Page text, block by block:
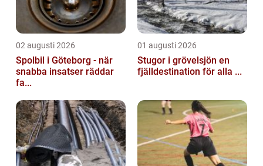
02 augusti 2026
Spolbil i Göteborg - när
snabba insatser räddar
fa...
01 augusti 2026
Stugor i grövelsjön en
fjälldestination för alla ...